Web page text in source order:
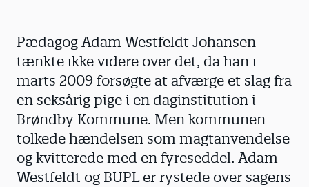
Pædagog Adam Westfeldt Johansen
tænkte ikke videre over det, da han i
marts 2009 forsøgte at afværge et slag fra
en seksårig pige i en daginstitution i
Brøndby Kommune. Men kommunen
tolkede hændelsen som magtanvendelse
og kvitterede med en fyreseddel. Adam
Westfeldt og BUPL er rystede over sagens